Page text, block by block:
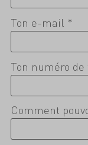
Ton e-mail *
Ton numéro
Comment